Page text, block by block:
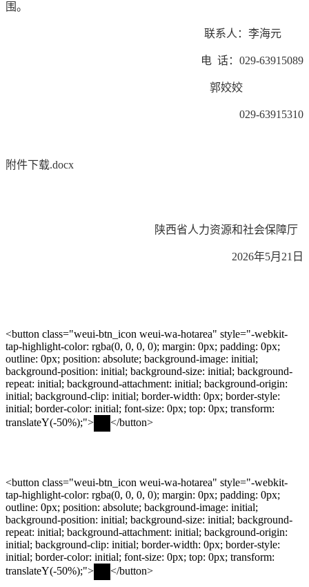
围。
联系人：李海元
电 话：029-63915089
郭姣姣
029-63915310
附件下载.docx
陕西省人力资源和社会保障厅
2026年5月21日
<button class="weui-btn_icon weui-wa-hotarea" style="-webkit-
tap-highlight-color: rgba(0, 0, 0, 0); margin: 0px; padding: 0px;
outline: 0px; position: absolute; background-image: initial;
background-position: initial; background-size: initial; background-
repeat: initial; background-attachment: initial; background-origin:
initial; background-clip: initial; border-width: 0px; border-style:
initial; border-color: initial; font-size: 0px; top: 0px; transform:
translateY(-50%);">
</button>
<button class="weui-btn_icon weui-wa-hotarea" style="-webkit-
tap-highlight-color: rgba(0, 0, 0, 0); margin: 0px; padding: 0px;
outline: 0px; position: absolute; background-image: initial;
background-position: initial; background-size: initial; background-
repeat: initial; background-attachment: initial; background-origin:
initial; background-clip: initial; border-width: 0px; border-style:
initial; border-color: initial; font-size: 0px; top: 0px; transform:
translateY(-50%);">
</button>